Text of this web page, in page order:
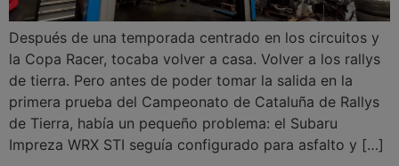
Después de una temporada centrado en los circuitos y
la Copa Racer, tocaba volver a casa. Volver a los rallys
de tierra. Pero antes de poder tomar la salida en la
primera prueba del Campeonato de Cataluña de Rallys
de Tierra, había un pequeño problema: el Subaru
Impreza WRX STI seguía configurado para asfalto y […]